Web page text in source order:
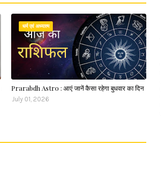
धर्म एवं अध्यात्म
Prarabdh Astro : आएं जानें कैसा रहेगा बुधवार का दिन
July 01, 2026